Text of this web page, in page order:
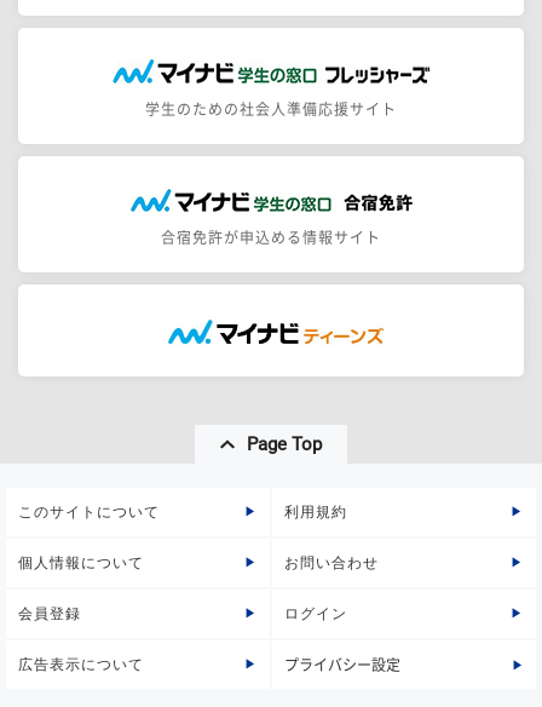
学生のための社会人準備応援サイト
合宿免許が申込める情報サイト
Page Top
このサイトについて 利用規約
個人情報について お問い合わせ
会員登録 ログイン
広告表示について プライバシー設定